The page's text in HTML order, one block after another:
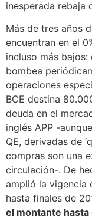
inesperada rebaja
Más de tres años
encuentran en el
incluso más bajos:
bombea
operaciones
BCE destina
deuda en el
inglés APP -
QE, derivadas de
compras son una
circulación-. De
amplió la vigencia
hasta finales de
el montante